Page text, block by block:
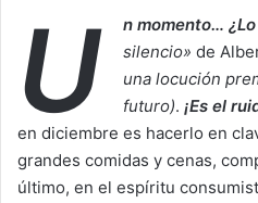
U n momento…
silencio» de
una locución
futuro). ¡Es el
en diciembre es hacerlo en
grandes comidas y cenas,
último, en el espíritu